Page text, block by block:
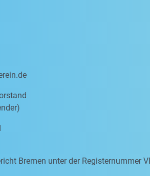
Bremen unter der Registernummer